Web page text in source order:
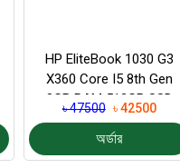
HP EliteBook 1030 G3
X360 Core I5 8th Gen
8GB RAM 512GB SSD
৳ 47500 ৳ 42500
অর্ডার